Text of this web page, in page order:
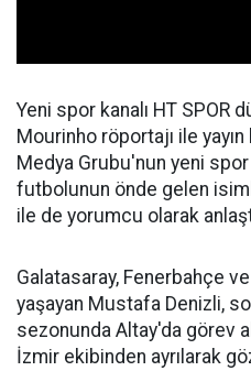
Yeni spor kanalı HT SPOR
Mourinho röportajı ile yayın
Medya Grubu'nun yeni spor
futbolunun önde gelen
ile de yorumcu olarak
Galatasaray, Fenerbahçe
yaşayan Mustafa Denizli,
sezonunda Altay'da görev
İzmir ekibinden ayrılarak